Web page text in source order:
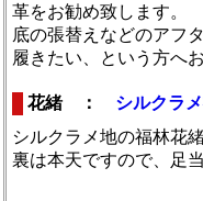
革をお勧め致します。
底の張替えなどのアフ
履きたい、という方へ
花緒 ： シルクラ
シルクラメ地の福林花緒
裏は本天ですので、足